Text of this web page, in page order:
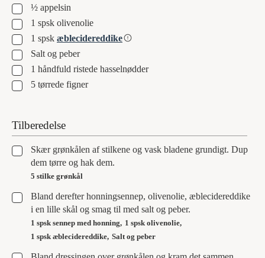
▢
½ appelsin
▢1 spsk olivenolie
▢1 spsk æblecidereddike
▢
Salt og peber
▢1 håndfuld ristede hasselnødder
▢
5 tørrede figner
Tilberedelse
▢
Skær grønkålen af stilkene og vask bladene grundigt. Dup
dem tørre og hak dem.
5 stilke grønkål
▢
Bland derefter honningsennep, olivenolie, æblecidereddike
i en lille skål og smag til med salt og peber.
1 spsk sennep med honning, 1 spsk olivenolie,
1 spsk æblecidereddike, Salt og peber
▢